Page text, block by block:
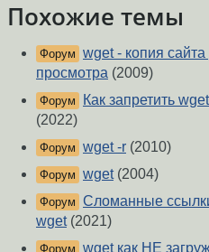
Похожие темы
Форум wget - копия
просмотра (2009)
Форум
Как запретить
(2022)
Форум wget -r (2010)
Форум wget(2004)
Форум Сломанные
wget(2021)
Форум wget как НЕ